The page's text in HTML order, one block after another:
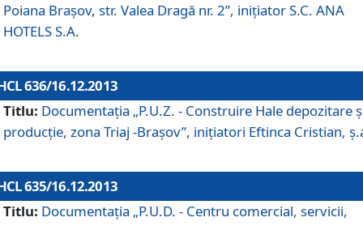
Poiana Braşov, str. Valea Dragă nr. 2”, iniţiator S.C. ANA
HOTELS S.A.
636/16.12.2013
Titlu: Documentaţia „P.U.Z. - Construire Hale depozitare
producţie, zona Triaj -Braşov”, iniţiatori Eftinca Cristian,
635/16.12.2013
Titlu: Documentaţia „P.U.D. - Centru comercial, servicii,